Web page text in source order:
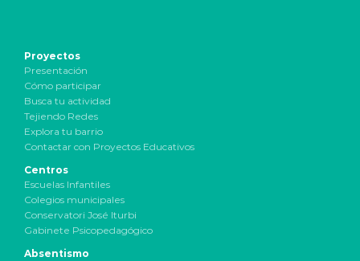
Proyectos
Presentación
Cómo participar
Busca tu actividad
Tejiendo Redes
Explora tu barrio
Contactar con Proyectos Educativos
Centros
Escuelas Infantiles
Colegios municipales
Conservatori José Iturbi
Gabinete Psicopedagógico
Absentismo